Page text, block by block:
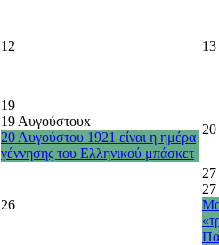
12 13
19
19 Αυγούστουx
20 Αυγούστου 1921 είναι η ημέρα
γέννησης του Ελληνικού μπάσκετ
20
26
27